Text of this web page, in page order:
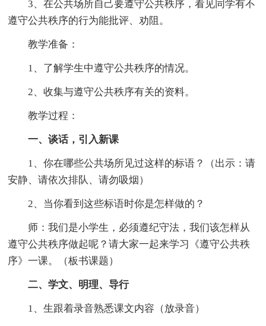
3、在公共场所自己要遵守公共秩序，看见同学有不
遵守公共秩序的行为能批评、劝阻。
教学准备：
1、了解学生中遵守公共秩序的情况。
2、收集与遵守公共秩序有关的资料。
教学过程：
一、谈话，引入新课
1、你在哪些公共场所见过这样的标语？（出示：请
安静、请依次排队、请勿吸烟）
2、当你看到这些标语时你是怎样做的？
师：我们是小学生，必须遵纪守法，我们该怎样从
遵守公共秩序做起呢？请大家一起来学习《遵守公共秩
序》一课。（板书课题）
二、学文、明理、导行
1、生跟着录音熟悉课文内容（放录音）